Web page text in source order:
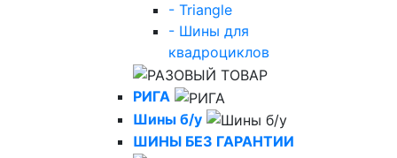
- Triangle
- Шины для
квадроциклов
РИГА
Шины б/у
ШИНЫ БЕЗ ГАРАНТИИ